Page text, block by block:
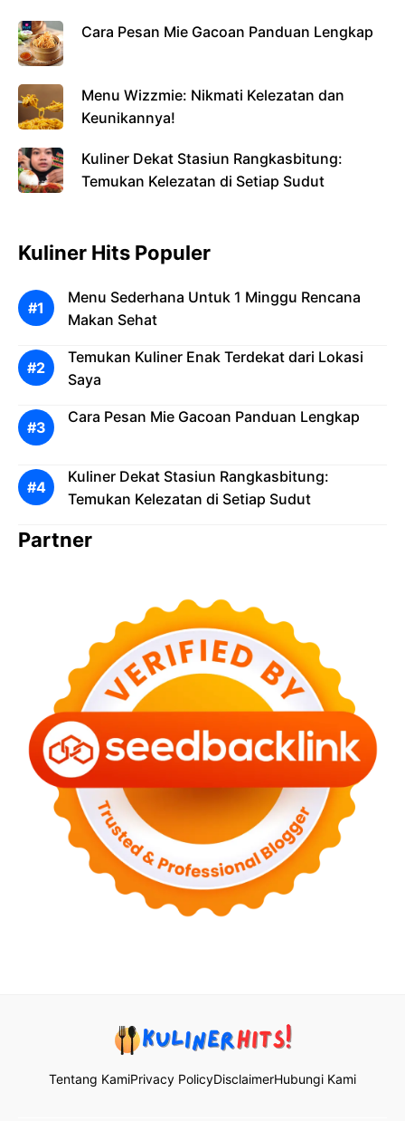
Cara Pesan Mie Gacoan Panduan Lengkap
Menu Wizzmie: Nikmati Kelezatan dan
Keunikannya!
Kuliner Dekat Stasiun Rangkasbitung:
Temukan Kelezatan di Setiap Sudut
Kuliner Hits Populer
Menu Sederhana Untuk 1 Minggu Rencana
Makan Sehat
Temukan Kuliner Enak Terdekat dari Lokasi
Saya
Cara Pesan Mie Gacoan Panduan Lengkap
Kuliner Dekat Stasiun Rangkasbitung:
Temukan Kelezatan di Setiap Sudut
Partner
Tentang KamiPrivacy PolicyDisclaimerHubungi Kami